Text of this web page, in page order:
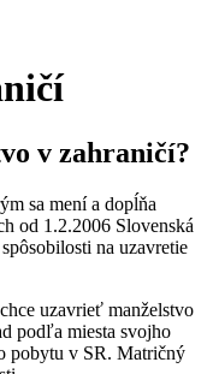
v zahraničí?
sa mení a dopĺňa
od 1.2.2006 Slovenská
na uzavretie
uzavrieť manželstvo
podľa miesta svojho
pobytu v SR. Matričný